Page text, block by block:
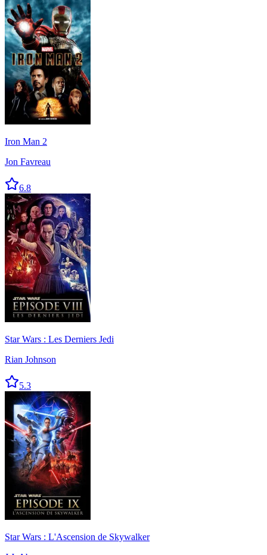
Iron Man 2
Jon Favreau
6.8
Star Wars : Les Derniers Jedi
Rian Johnson
5.3
Star Wars : L'Ascension de Skywalker